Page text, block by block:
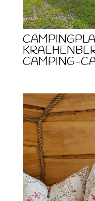
CAMPING-